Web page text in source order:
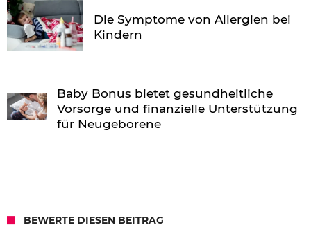
Die Symptome von Allergien bei
Kindern
Baby Bonus bietet gesundheitliche
Vorsorge und finanzielle Unterstützung
für Neugeborene
BEWERTE DIESEN BEITRAG